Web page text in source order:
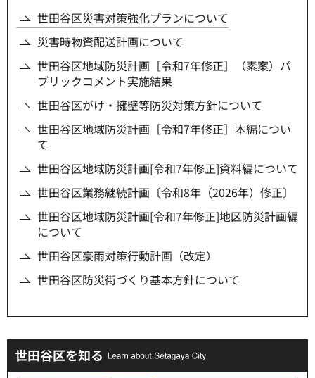
世田谷区災害対策強化プランについて
災害時物資配送計画について
世田谷区地域防災計画［令和7年修正］（素案）パ
ブリックコメント実施結果
世田谷区がけ・擁壁等防災対策方針について
世田谷区地域防災計画［令和7年修正］本編につい
て
世田谷区地域防災計画[令和7年修正]資料編について
世田谷区業務継続計画〔令和8年（2026年）修正〕
世田谷区地域防災計画[令和7年修正]地区防災計画編
について
世田谷区豪雨対策行動計画（改定）
世田谷区防災街づくり基本方針について
世田谷区を知る